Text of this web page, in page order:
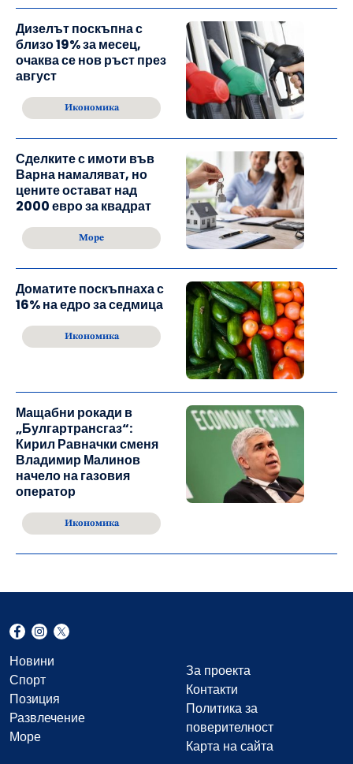
Дизелът поскъпна с
близо 19% за месец,
очаква се нов ръст през
август
Икономика
Сделките с имоти във
Варна намаляват, но
цените остават над
2000 евро за квадрат
Море
Доматите поскъпнаха с
16% на едро за седмица
Икономика
Мащабни рокади в
„Булгартрансгаз“:
Кирил Равначки сменя
Владимир Малинов
начело на газовия
оператор
Икономика
Новини
Спорт
Позиция
Развлечение
Море
За проекта
Контакти
Политика за
поверителност
Карта на сайта